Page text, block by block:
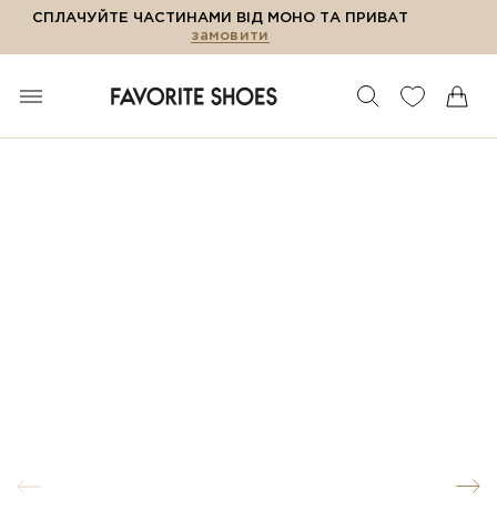
СПЛАЧУЙТЕ ЧАСТИНАМИ ВІД МОНО ТА ПРИВАТ
замовити